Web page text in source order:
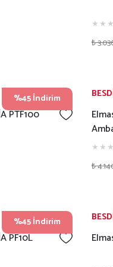
₺
%45 İndirim
PTF100
₺
%45 İndirim
PF10L